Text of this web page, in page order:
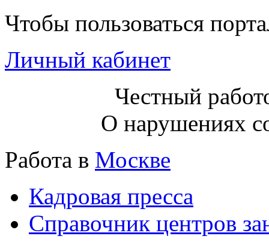
Чтобы пользоваться
Личный кабинет
Честный
О нарушениях
Работа в Москве
Кадровая пресса
Справочник центров